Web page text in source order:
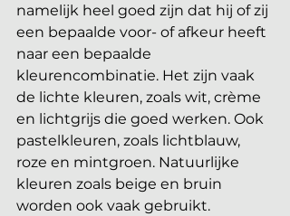
namelijk heel goed zijn dat hij of zij
een bepaalde voor- of afkeur heeft
naar een bepaalde
kleurencombinatie. Het zijn vaak
de lichte kleuren, zoals wit, crème
en lichtgrijs die goed werken. Ook
pastelkleuren, zoals lichtblauw,
roze en mintgroen. Natuurlijke
kleuren zoals beige en bruin
worden ook vaak gebruikt.